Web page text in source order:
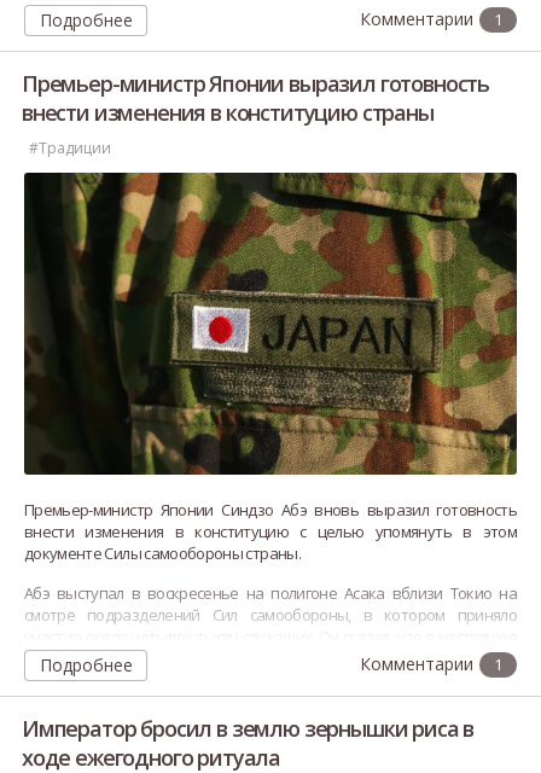
отмечают все японцы, которым со 2 апреля предыдущего года
исполнилось или до 1 апреля текущего года исполнится 20 лет.
Подробнее 1
Премьер-министр Японии выразил готовность
внести изменения в конституцию страны
#Традиции
Премьер-министр Японии Синдзо Абэ вновь выразил готовность
внести изменения в конституцию с целью упомянуть в этом
документе Силы самообороны страны.
Абэ выступал в воскресенье на полигоне Асака вблизи Токио на
смотре подразделений Сил самообороны, в котором приняло
время более 90% населения Японии с уважением относится к
существованию Сил самообороны.
Подробнее 1
Император бросил в землю зернышки риса в
ходе ежегодного ритуала